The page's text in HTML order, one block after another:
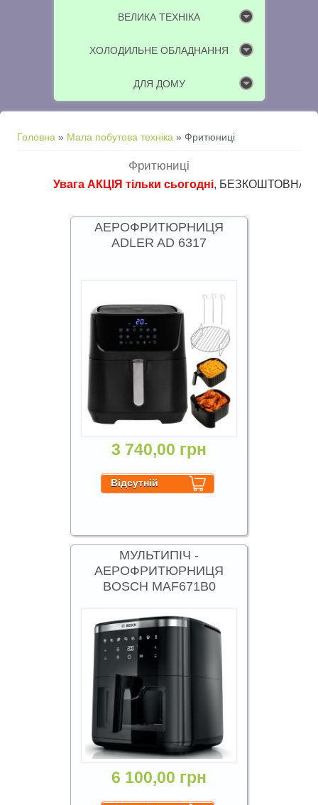
ВЕЛИКА ТЕХНІКА
ХОЛОДИЛЬНЕ ОБЛАДНАННЯ
ДЛЯ ДОМУ
Ви є тут
Головна » Мала побутова техніка » Фритюниці
Фритюниці
Увага АКЦІЯ тільки сьогодні, БЕЗКОШТОВНА
АЕРОФРИТЮРНИЦЯ
ADLER AD 6317
3 740,00 грн
МУЛЬТИПІЧ -
АЕРОФРИТЮРНИЦЯ
BOSCH MAF671B0
6 100,00 грн